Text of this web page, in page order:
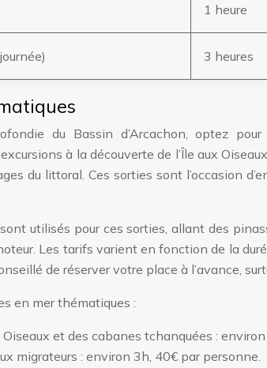
1 heure
3 heures
du Bassin d’Arcachon, optez
à la découverte de l’Île aux
du littoral. Ces sorties sont l’occasion
utilisés pour ces sorties, allant des
Les tarifs varient en fonction de la
de réserver votre place à l’avance,
en mer thématiques :
Oiseaux et des cabanes tchanquées :
migrateurs : environ 3h, 40€ par personne.